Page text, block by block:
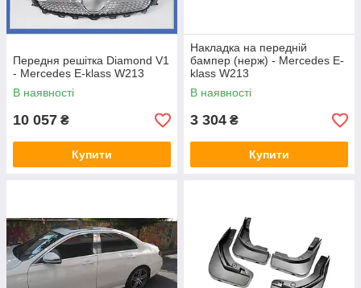
Передня решітка Diamond V1
- Mercedes E-klass W213
В наявності
10 057 ₴
Купити
Накладка на передній
бампер (нерж) - Mercedes E-
klass W213
В наявності
3 304 ₴
Купити